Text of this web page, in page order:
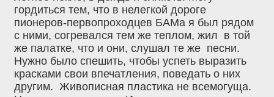
гордиться тем, что в нелегкой дороге
пионеров-первопроходцев БАМа я был рядом
с ними, согревался тем же теплом, жил в той
же палатке, что и они, слушал те же песни.
Нужно было спешить, чтобы успеть выразить
красками свои впечатления, поведать о них
другим. Живописная пластика не всемогуща.